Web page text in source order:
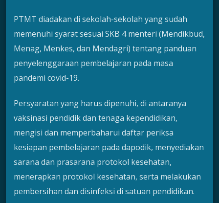
PTMT diadakan di sekolah-sekolah yang sudah
memenuhi syarat sesuai SKB 4 menteri (Mendikbud,
Menag, Menkes, dan Mendagri) tentang panduan
penyelenggaraan pembelajaran pada masa
pandemi covid-19.
Persyaratan yang harus dipenuhi, di antaranya
vaksinasi pendidik dan tenaga kependidikan,
mengisi dan memperbaharui daftar periksa
kesiapan pembelajaran pada dapodik, menyediakan
sarana dan prasarana protokol kesehatan,
menerapkan protokol kesehatan, serta melakukan
pembersihan dan disinfeksi di satuan pendidikan.